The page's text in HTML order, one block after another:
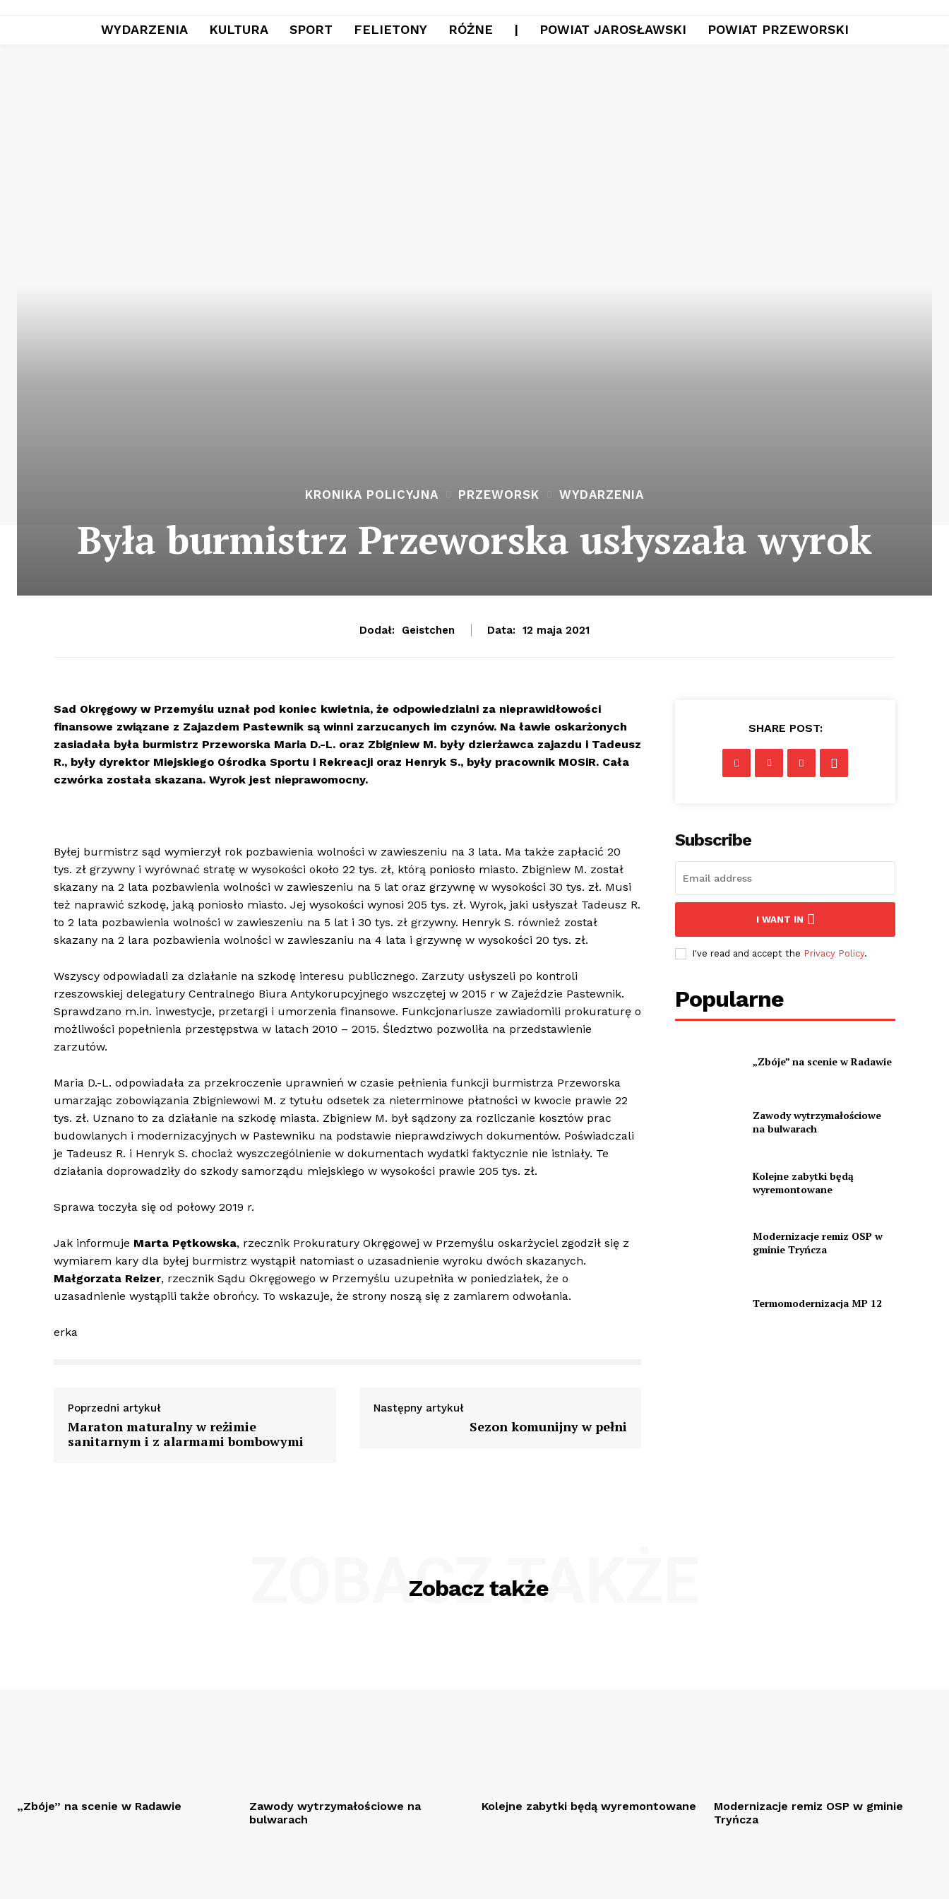
WYDARZENIA KULTURA SPORT FELIETONY RÓŻNE | POWIAT JAROSŁAWSKI POWIAT PRZEWORSKI
KRONIKA POLICYJNA PRZEWORSK WYDARZENIA
Była burmistrz Przeworska usłyszała wyrok
Dodał: Geistchen Data: 12 maja 2021
Sad Okręgowy w Przemyślu uznał pod koniec kwietnia, że odpowiedzialni za nieprawidłowości
finansowe związane z Zajazdem Pastewnik są winni zarzucanych im czynów. Na ławie oskarżonych
zasiadała była burmistrz Przeworska Maria D.-L. oraz Zbigniew M. były dzierżawca zajazdu i Tadeusz
R., były dyrektor Miejskiego Ośrodka Sportu i Rekreacji oraz Henryk S., były pracownik MOSiR. Cała
czwórka została skazana. Wyrok jest nieprawomocny.
Byłej burmistrz sąd wymierzył rok pozbawienia wolności w zawieszeniu na 3 lata. Ma także zapłacić 20
tys. zł grzywny i wyrównać stratę w wysokości około 22 tys. zł, którą poniosło miasto. Zbigniew M. został
skazany na 2 lata pozbawienia wolności w zawieszeniu na 5 lat oraz grzywnę w wysokości 30 tys. zł. Musi
też naprawić szkodę, jaką poniosło miasto. Jej wysokości wynosi 205 tys. zł. Wyrok, jaki usłyszał Tadeusz R.
to 2 lata pozbawienia wolności w zawieszeniu na 5 lat i 30 tys. zł grzywny. Henryk S. również został
skazany na 2 lara pozbawienia wolności w zawieszaniu na 4 lata i grzywnę w wysokości 20 tys. zł.
Wszyscy odpowiadali za działanie na szkodę interesu publicznego. Zarzuty usłyszeli po kontroli
rzeszowskiej delegatury Centralnego Biura Antykorupcyjnego wszczętej w 2015 r w Zajeździe Pastewnik.
Sprawdzano m.in. inwestycje, przetargi i umorzenia finansowe. Funkcjonariusze zawiadomili prokuraturę o
możliwości popełnienia przestępstwa w latach 2010 – 2015. Śledztwo pozwoliła na przedstawienie
zarzutów.
Maria D.-L. odpowiadała za przekroczenie uprawnień w czasie pełnienia funkcji burmistrza Przeworska
umarzając zobowiązania Zbigniewowi M. z tytułu odsetek za nieterminowe płatności w kwocie prawie 22
tys. zł. Uznano to za działanie na szkodę miasta. Zbigniew M. był sądzony za rozliczanie kosztów prac
budowlanych i modernizacyjnych w Pastewniku na podstawie nieprawdziwych dokumentów. Poświadczali
je Tadeusz R. i Henryk S. chociaż wyszczególnienie w dokumentach wydatki faktycznie nie istniały. Te
działania doprowadziły do szkody samorządu miejskiego w wysokości prawie 205 tys. zł.
Sprawa toczyła się od połowy 2019 r.
Jak informuje Marta Pętkowska, rzecznik Prokuratury Okręgowej w Przemyślu oskarżyciel zgodził się z
wymiarem kary dla byłej burmistrz wystąpił natomiast o uzasadnienie wyroku dwóch skazanych.
Małgorzata Reizer, rzecznik Sądu Okręgowego w Przemyślu uzupełniła w poniedziałek, że o
uzasadnienie wystąpili także obrońcy. To wskazuje, że strony noszą się z zamiarem odwołania.
erka
Poprzedni artykuł
Maraton maturalny w reżimie
sanitarnym i z alarmami bombowymi
Następny artykuł
Sezon komunijny w pełni
SHARE POST:
Subscribe
I WANT IN
I've read and accept the Privacy Policy.
Popularne
„Zbóje” na scenie w Radawie
Zawody wytrzymałościowe
na bulwarach
Kolejne zabytki będą
wyremontowane
Modernizacje remiz OSP w
gminie Tryńcza
Termomodernizacja MP 12
Zobacz także
ZOBACZ TAKŻE
„Zbóje” na scenie w Radawie
Zawody wytrzymałościowe na
bulwarach
Kolejne zabytki będą wyremontowane
Modernizacje remiz OSP w gminie
Tryńcza